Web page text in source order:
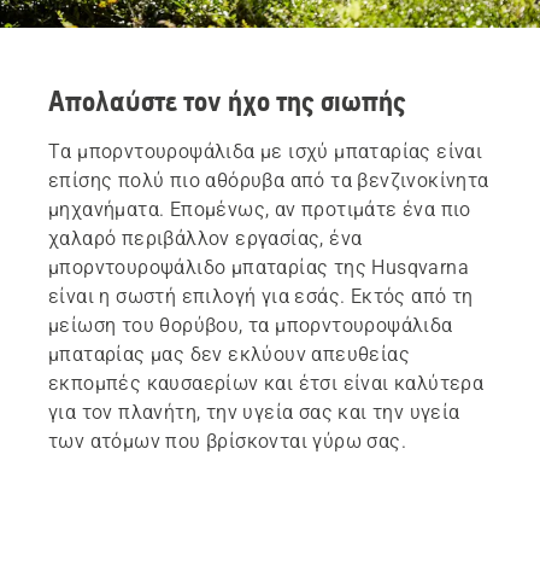
Απολαύστε τον ήχο της σιωπής
Τα μπορντουροψάλιδα με ισχύ μπαταρίας είναι
επίσης πολύ πιο αθόρυβα από τα βενζινοκίνητα
μηχανήματα. Επομένως, αν προτιμάτε ένα πιο
χαλαρό περιβάλλον εργασίας, ένα
μπορντουροψάλιδο μπαταρίας της Husqvarna
είναι η σωστή επιλογή για εσάς. Εκτός από τη
μείωση του θορύβου, τα μπορντουροψάλιδα
μπαταρίας μας δεν εκλύουν απευθείας
εκπομπές καυσαερίων και έτσι είναι καλύτερα
για τον πλανήτη, την υγεία σας και την υγεία
των ατόμων που βρίσκονται γύρω σας.